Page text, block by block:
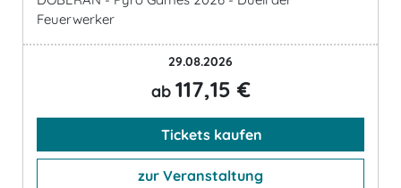
Feuerwerker
29.08.2026
ab 117,15 €
Tickets kaufen
zur Veranstaltung